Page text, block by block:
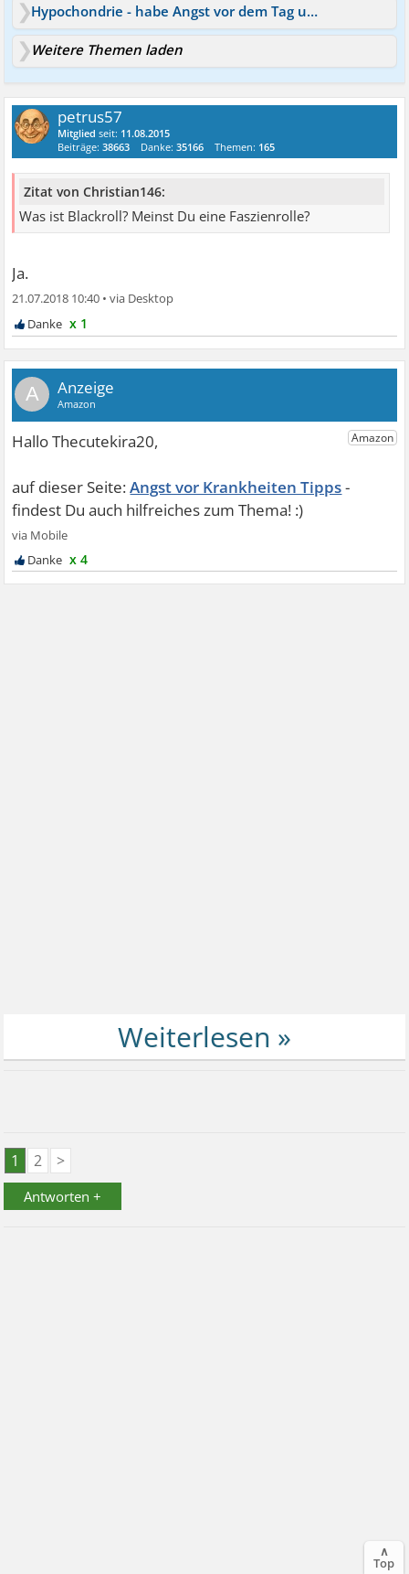
Hypochondrie - habe Angst vor dem Tag und der Angst
Weitere Themen laden
petrus57
Mitglied seit: 11.08.2015
Beiträge:38663 Danke:35166 Themen: 165
Zitat von Christian146:
Was ist Blackroll? Meinst Du eine Faszienrolle?
Ja.
21.07.2018 10:40 •
x 1
A
Angst vor Krankheiten Tipps
x 4
1 2 >
Antworten +
∧
Top